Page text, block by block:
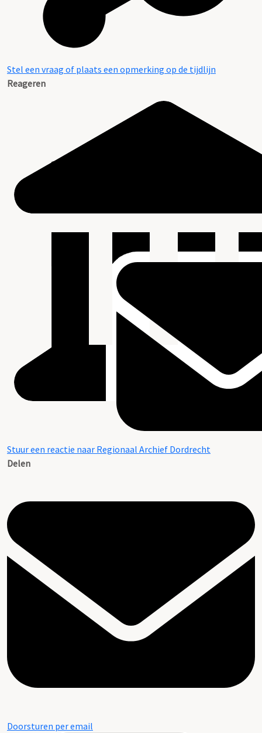
Stel een vraag of plaats een opmerking op de tijdlijn
Reageren
Stuur een reactie naar Regionaal Archief Dordrecht
Delen
Doorsturen per email